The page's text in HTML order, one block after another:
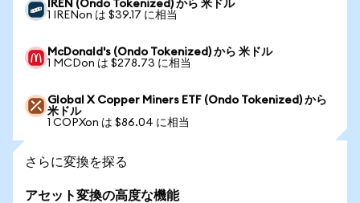
IREN (Ondo Tokenized) から 米ドル
1 IRENon は $39.17 に相当
McDonald's (Ondo Tokenized) から 米ドル
1 MCDon は $278.73 に相当
Global X Copper Miners ETF (Ondo Tokenized) から
米ドル
1 COPXon は $86.04 に相当
さらに変換を探る
アセット変換の高度な機能